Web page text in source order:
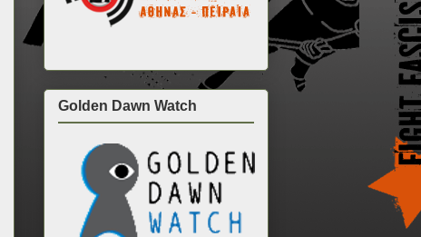
Golden Dawn Watch